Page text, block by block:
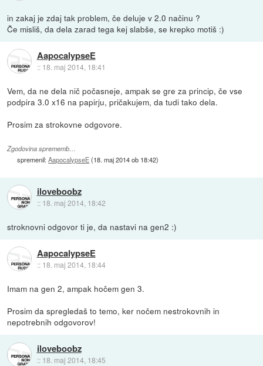
in zakaj je zdaj tak problem, če deluje v 2.0 načinu ?
Če misliš, da dela zarad tega kej slabše, se krepko motiš :)
AapocalypseE
:: 18. maj 2014, 18:41
Vem, da ne dela nič počasneje, ampak se gre za princip, če vse
podpira 3.0 x16 na papirju, pričakujem, da tudi tako dela.
Prosim za strokovne odgovore.
Zgodovina sprememb…
spremenil:AapocalypseE(18. maj 2014 ob 18:42)
iloveboobz
:: 18. maj 2014, 18:42
stroknovni odgovor ti je, da nastavi na gen2 :)
AapocalypseE
:: 18. maj 2014, 18:44
Imam na gen 2, ampak hočem gen 3.
Prosim da spregledaš to temo, ker nočem nestrokovnih in
nepotrebnih odgovorov!
iloveboobz
:: 18. maj 2014, 18:45